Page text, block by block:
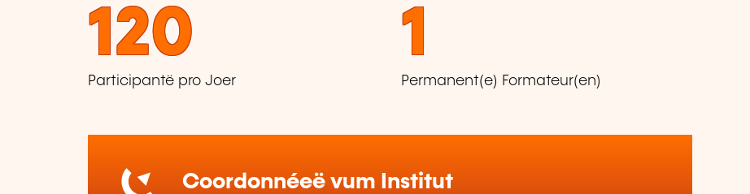
120
Participantë pro Joer
1
Permanent(e) Formateur(en)
Coordonnéeë vum Institut